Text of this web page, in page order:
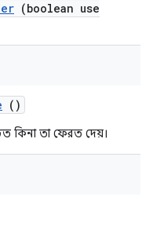
(boolean use
()
কিনা তা ফেরত দেয়।